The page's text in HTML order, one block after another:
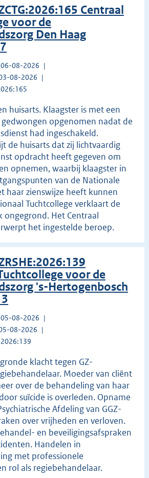
Centraal
voor de
Den Haag
08-2026
08-2026
huisarts. Klaagster is met een
gedwongen opgenomen nadat de
had ingeschakeld.
de huisarts dat zij lichtvaardig
opdracht heeft gegeven om
opnemen, waarbij klaagster in
van de Nationale
haar zienswijze heeft kunnen
Tuchtcollege verklaart de
ongegrond. Het Centraal
het ingestelde beroep.
voor de
's-Hertogenbosch
08-2026
08-2026
klacht tegen GZ-
Moeder van cliënt
over de behandeling van haar
suïcide is overleden. Opname
Afdeling van GGZ-
over vrijheden en verloven.
en beveiligingsafspraken
Handelen in
met professionele
rol als regiebehandelaar.